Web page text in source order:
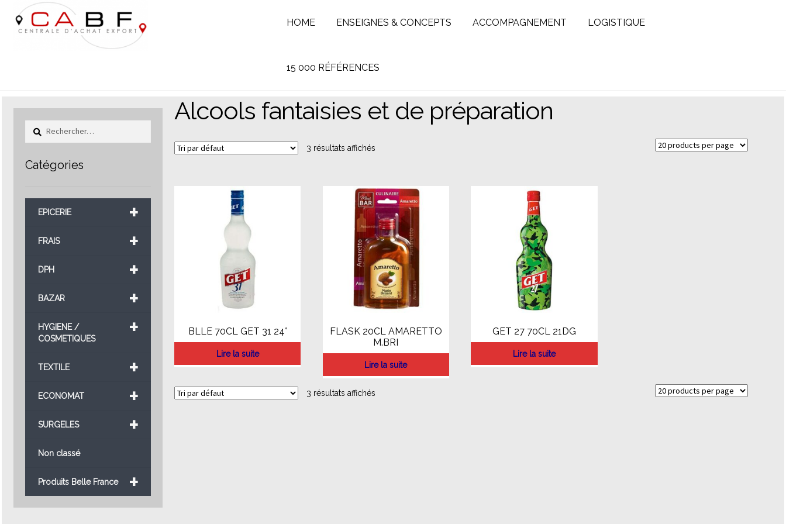
Aller
à
la
Aller
au
contenu
HOME ENSEIGNES & CONCEPTS ACCOMPAGNEMENT LOGISTIQUE
15 000 RÉFÉRENCES
Alcools fantaisies et de préparation
3 résultats affichés
BLLE 70CL GET 31 24°
Lire la suite
FLASK 20CL AMARETTO
M.BRI
Lire la suite
GET 27 70CL 21DG
Lire la suite
3 résultats affichés
Rechercher :
Catégories
+
EPICERIE
+
FRAIS
+
DPH
+
BAZAR
+
HYGIENE /
COSMETIQUES
+
TEXTILE
+
ECONOMAT
+
SURGELES
Non classé
+
Produits Belle France